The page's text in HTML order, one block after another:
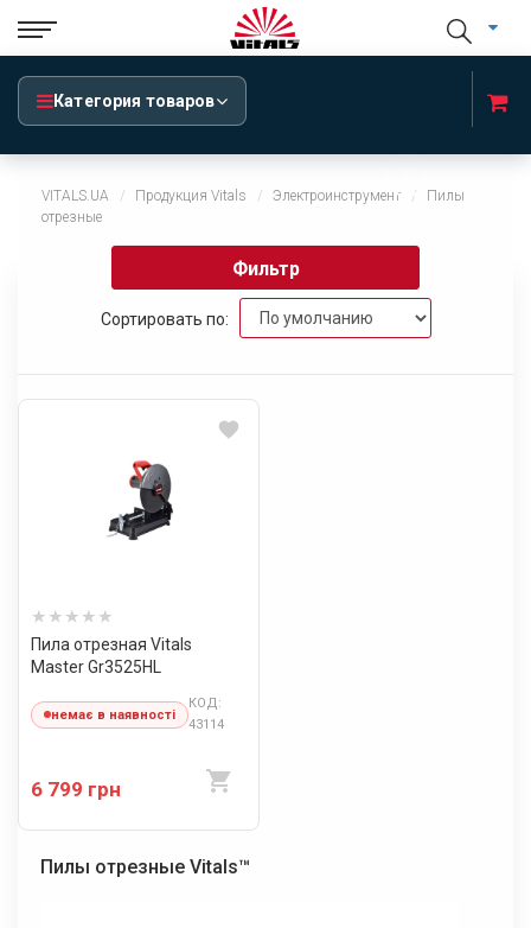
Категория товаров
VITALS.UA Продукция Vitals Электроинструмент
Пилы
отрезные
x
Фильтр
Сортировать по:
Пила отрезная Vitals
Master Gr3525HL
немає в наявності
КОД:
43114
6 799 грн
Пилы отрезные Vitals™